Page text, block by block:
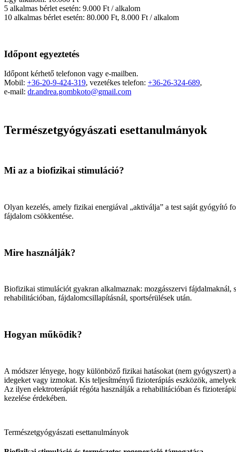
5 alkalmas bérlet esetén: 9.000 Ft / alkalom
10 alkalmas bérlet esetén: 80.000 Ft, 8.000 Ft / alkalom
Időpont egyeztetés
Időpont kérhető telefonon vagy e-mailben.
Mobil: +36-20-9-424-319, vezetékes telefon: +36-26-324-689,
e-mail: dr.andrea.gombkoto@gmail.com
Természetgyógyászati esettanulmányok
Mi az a biofizikai stimuláció?
Olyan kezelés, amely fizikai energiával „aktiválja” a test saját gyógyító
fájdalom csökkentése.
Mire használják?
Biofizikai stimulációt gyakran alkalmaznak: mozgásszervi fájdalmaknál,
rehabilitációban, fájdalomcsillapításnál, sportsérülések után.
Hogyan működik?
A módszer lényege, hogy különböző fizikai hatásokat (nem gyógyszert)
idegeket vagy izmokat. Kis teljesítményű fizioterápiás eszközök,
Az ilyen elektroterápiát régóta használják a rehabilitációban és
kezelése érdekében.
Természetgyógyászati esettanulmányok